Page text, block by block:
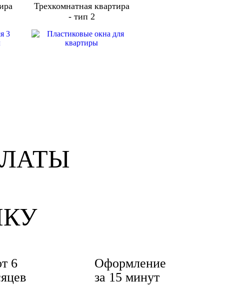
Трехкомнатная квартира
- тип 2
6
Оформление
за 15 минут